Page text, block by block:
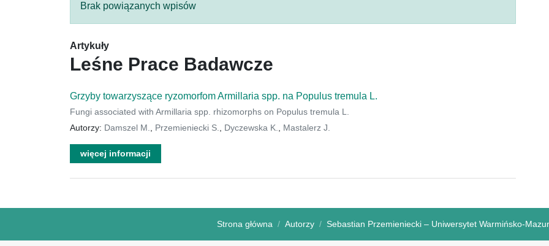
Brak powiązanych wpisów
Artykuły
Leśne Prace Badawcze
Grzyby towarzyszące ryzomorfom Armillaria spp. na Populus tremula L.
Fungi associated with Armillaria spp. rhizomorphs on Populus tremula L.
Autorzy: Damszel M. Przemieniecki S. Dyczewska K. Mastalerz J.
więcej informacji
Strona główna Autorzy Sebastian Przemieniecki – Uniwersytet Warmińsko-